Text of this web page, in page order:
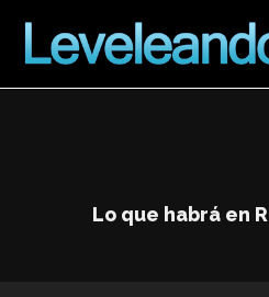
Lo que habrá en